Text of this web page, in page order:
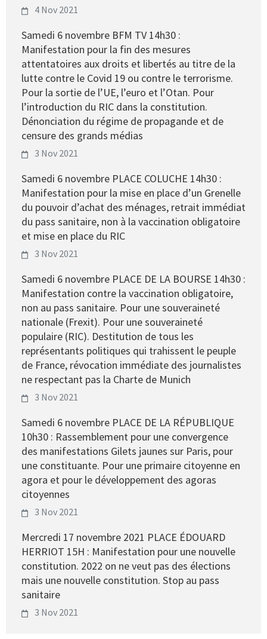
4 Nov 2021
Samedi 6 novembre BFM TV 14h30 :
Manifestation pour la fin des mesures
attentatoires aux droits et libertés au titre de la
lutte contre le Covid 19 ou contre le terrorisme.
Pour la sortie de l’UE, l’euro et l’Otan. Pour
l’introduction du RIC dans la constitution.
Dénonciation du régime de propagande et de
censure des grands médias
3 Nov 2021
Samedi 6 novembre PLACE COLUCHE 14h30 :
Manifestation pour la mise en place d’un Grenelle
du pouvoir d’achat des ménages, retrait immédiat
du pass sanitaire, non à la vaccination obligatoire
et mise en place du RIC
3 Nov 2021
Samedi 6 novembre PLACE DE LA BOURSE 14h30 :
Manifestation contre la vaccination obligatoire,
non au pass sanitaire. Pour une souveraineté
nationale (Frexit). Pour une souveraineté
populaire (RIC). Destitution de tous les
représentants politiques qui trahissent le peuple
de France, révocation immédiate des journalistes
ne respectant pas la Charte de Munich
3 Nov 2021
Samedi 6 novembre PLACE DE LA RÉPUBLIQUE
10h30 : Rassemblement pour une convergence
des manifestations Gilets jaunes sur Paris, pour
une constituante. Pour une primaire citoyenne en
agora et pour le développement des agoras
citoyennes
3 Nov 2021
Mercredi 17 novembre 2021 PLACE ÉDOUARD
HERRIOT 15H : Manifestation pour une nouvelle
constitution. 2022 on ne veut pas des élections
mais une nouvelle constitution. Stop au pass
sanitaire
3 Nov 2021